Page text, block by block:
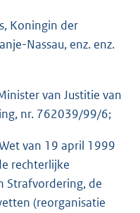
t
:
K
b
Koningin der
Nassau, enz. enz.
van Justitie van
nr. 762039/99/6;
van 19 april 1999
rechterlijke
Strafvordering, de
(reorganisatie